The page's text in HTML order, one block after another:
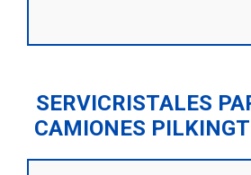
SERVICRISTALES
CAMIONES